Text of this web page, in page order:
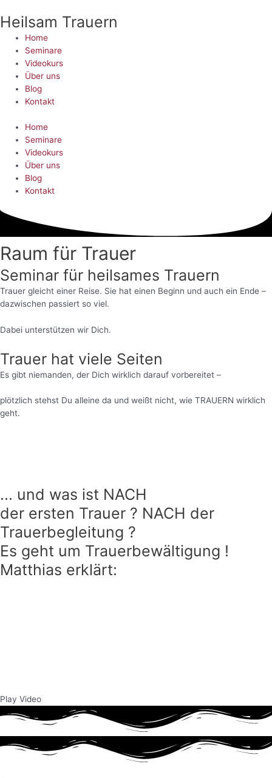
Inhalt
springen
Heilsam Trauern
Home
Seminare
Videokurs
Über uns
Blog
Kontakt
Home
Seminare
Videokurs
Über uns
Blog
Kontakt
Raum für Trauer
Seminar für heilsames Trauern
Trauer gleicht einer Reise. Sie hat einen Beginn und auch ein Ende –
dazwischen passiert so viel.
Dabei unterstützen wir Dich.
Trauer hat viele Seiten
Es gibt niemanden, der Dich wirklich darauf vorbereitet –
plötzlich stehst Du alleine da und weißt nicht, wie TRAUERN wirklich
geht.
... und was ist NACH
der ersten Trauer ? NACH der
Trauerbegleitung ?
Es geht um Trauerbewältigung !
Matthias erklärt:
Play Video